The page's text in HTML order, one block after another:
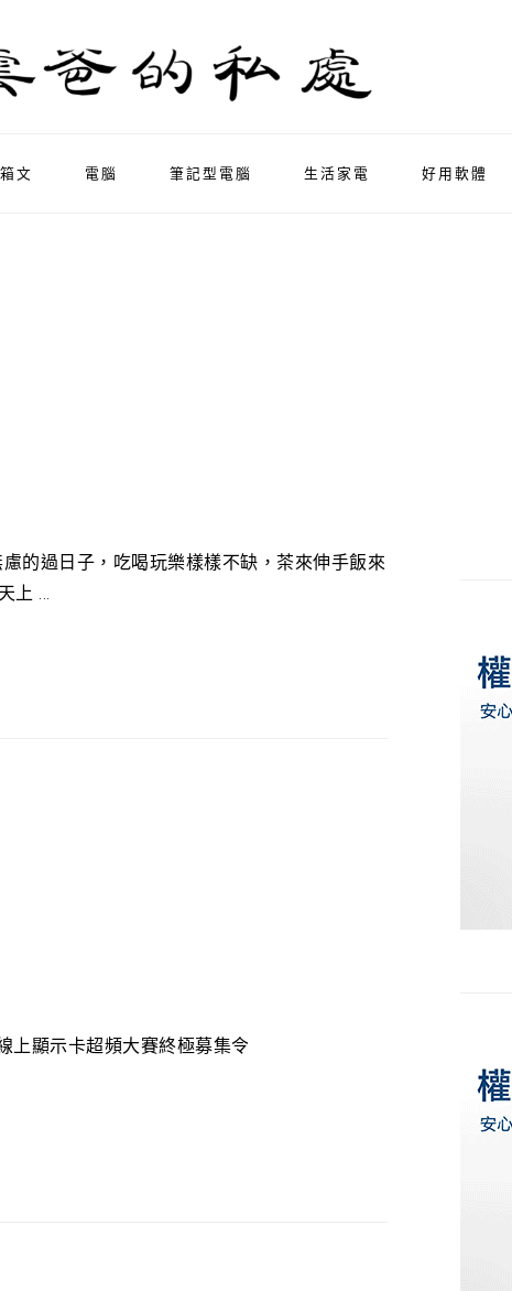
文 電腦 筆記型電腦 生活家電 好用軟體
的過日子，吃喝玩樂樣樣不缺，茶來伸手飯來
上 ...
上顯示卡超頻大賽終極募集令